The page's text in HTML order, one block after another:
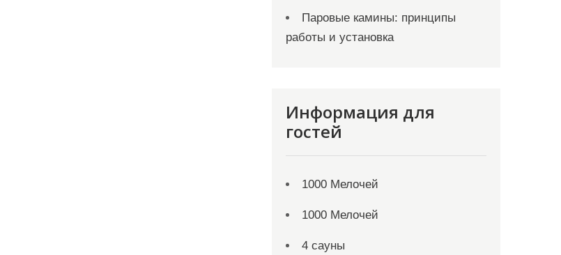
Паровые камины: принципы
работы и установка
Информация для
гостей
1000 Мелочей
1000 Мелочей
4 сауны